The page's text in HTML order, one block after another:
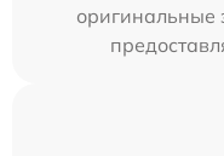
оригинальные